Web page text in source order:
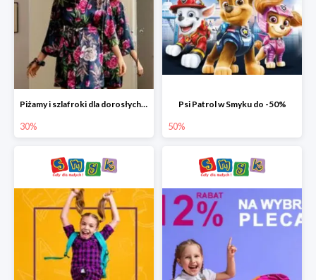
Piżamy i szlafroki dla dorosłych w Smyku do -30%
30%
Psi Patrol w Smyku do -50%
50%